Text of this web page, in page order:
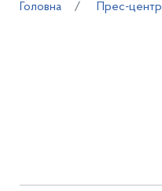
Головна Прес-центр